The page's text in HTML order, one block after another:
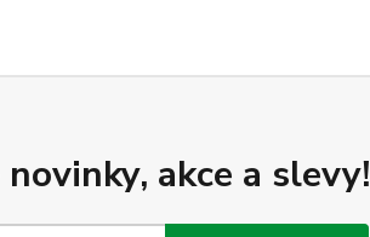
akce a slevy!